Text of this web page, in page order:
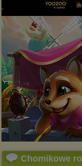
Chomikowe